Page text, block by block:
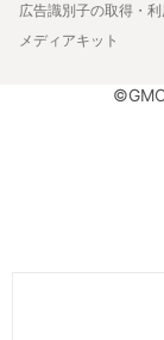
広告識別子の取得・利
メディアキット